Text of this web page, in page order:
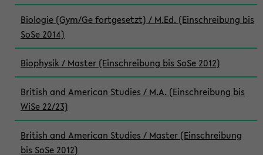
Biologie (Gym/Ge fortgesetzt) / M.Ed. (Einschreibung bis
SoSe 2014)
Biophysik / Master (Einschreibung bis SoSe 2012)
British and American Studies / M.A. (Einschreibung bis
WiSe 22/23)
British and American Studies / Master (Einschreibung
bis SoSe 2012)